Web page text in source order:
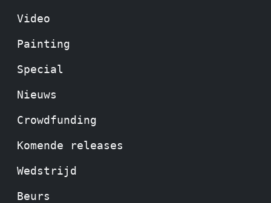
Video
Painting
Special
Nieuws
Crowdfunding
Komende releases
Wedstrijd
Beurs